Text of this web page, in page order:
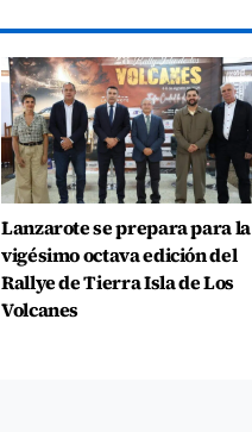
Lanzarote se prepara para la
vigésimo octava edición del
Rallye de Tierra Isla de Los
Volcanes